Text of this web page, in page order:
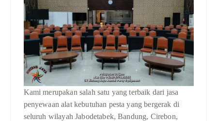
Kami merupakan salah satu yang terbaik dari jasa
penyewaan alat kebutuhan pesta yang bergerak di
seluruh wilayah Jabodetabek, Bandung, Cirebon,